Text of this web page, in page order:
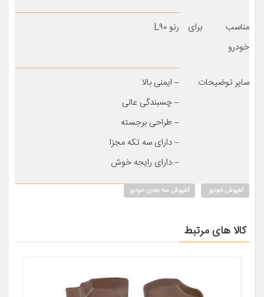
مناسب برای
خودرو
رنو L۹۰
سایر توضیحات
– ایمنی بالا
– چسبندگی عالی
– طراحی برجسته
– دارای سه تکه مجزا
– دارای رایحه خوش
کفپوش خودرو کفپوش سه بعدی خودرو
کالا های مرتبط